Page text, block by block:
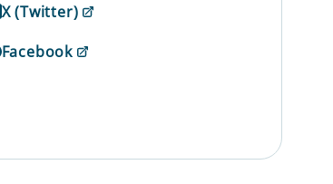
X (Twitter)
Facebook